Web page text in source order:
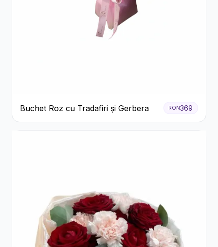
Buchet Roz cu Tradafiri și Gerbera RON369